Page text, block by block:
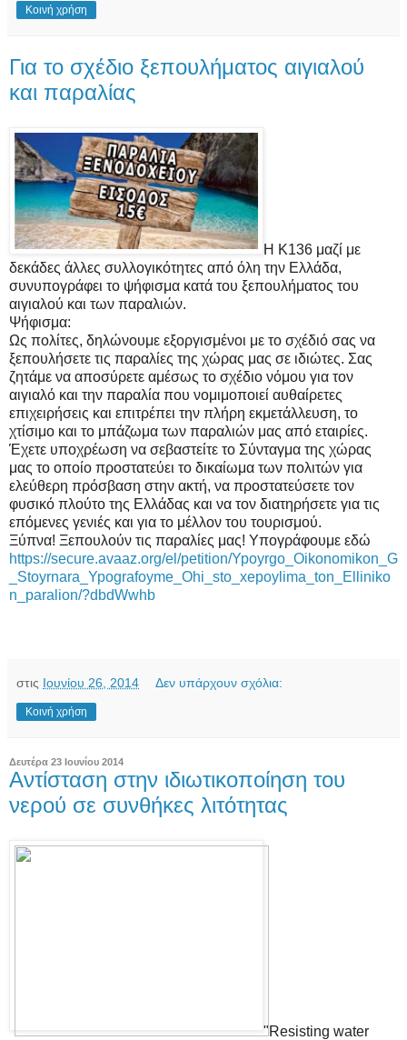
Κοινή χρήση
Για το σχέδιο ξεπουλήματος αιγιαλού
και παραλίας
Η Κ136 μαζί με
δεκάδες άλλες συλλογικότητες από όλη την Ελλάδα,
συνυπογράφει το ψήφισμα κατά του ξεπουλήματος του
αιγιαλού και των παραλιών.
Ψήφισμα:
Ως πολίτες, δηλώνουμε εξοργισμένοι με το σχέδιό σας να
ξεπουλήσετε τις παραλίες της χώρας μας σε ιδιώτες. Σας
ζητάμε να αποσύρετε αμέσως το σχέδιο νόμου για τον
αιγιαλό και την παραλία που νομιμοποιεί αυθαίρετες
επιχειρήσεις και επιτρέπει την πλήρη εκμετάλλευση, το
χτίσιμο και το μπάζωμα των παραλιών μας από εταιρίες.
Έχετε υποχρέωση να σεβαστείτε το Σύνταγμα της χώρας
μας το οποίο προστατεύει το δικαίωμα των πολιτών για
ελεύθερη πρόσβαση στην ακτή, να προστατεύσετε τον
φυσικό πλούτο της Ελλάδας και να τον διατηρήσετε για τις
επόμενες γενιές και για το μέλλον του τουρισμού.
Ξύπνα! Ξεπουλούν τις παραλίες μας! Υπογράφουμε εδώ
https://secure.avaaz.org/el/petition/Ypoyrgo_Oikonomikon_G
_Stoyrnara_Ypografoyme_Ohi_sto_xepoylima_ton_Elliniko
n_paralion/?dbdWwhb
στις Ιουνίου 26, 2014 Δεν υπάρχουν σχόλια:
Κοινή χρήση
Δευτέρα 23 Ιουνίου 2014
Αντίσταση στην ιδιωτικοποίηση του
νερού σε συνθήκες λιτότητας
"Resisting water